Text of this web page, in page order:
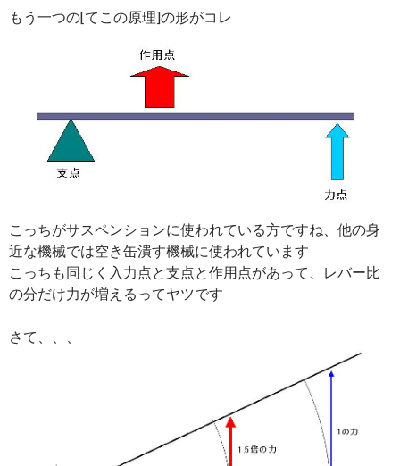
もう一つの[てこの原理]の形がコレ
こっちがサスペンションに使われている方ですね、他の身
近な機械では空き缶潰す機械に使われています
こっちも同じく入力点と支点と作用点があって、レバー比
の分だけ力が増えるってヤツです
さて、、、